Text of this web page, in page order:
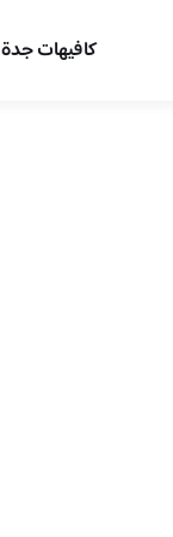
كافيهات جدة